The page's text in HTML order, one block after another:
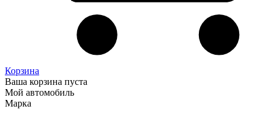
Корзина
Ваша корзина пуста
Мой автомобиль
Марка